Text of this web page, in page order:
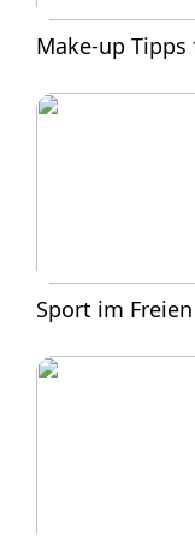
Make-up
Sport im